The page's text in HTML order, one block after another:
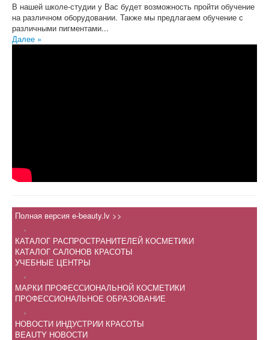
В нашей школе-студии у Вас будет возможность пройти обучение
на различном оборудовании. Также мы предлагаем обучение с
различными пигментами...
Далее »
Полная версия e-beauty.lv >>
.
КАТАЛОГ РАСПРОСТРАНИТЕЛЕЙ КОСМЕТИКИ
КАТАЛОГ САЛОНОВ КРАСОТЫ
УЧЕБНЫЕ ЦЕНТРЫ
.
МАРКИ ПРОФЕССИОНАЛЬНОЙ КОСМЕТИКИ
ПРОФЕССИОНАЛЬНОЕ ОБРАЗОВАНИЕ
.
НОВОСТИ ИНДУСТРИИ КРАСОТЫ
BEAUTY НОВОСТИ